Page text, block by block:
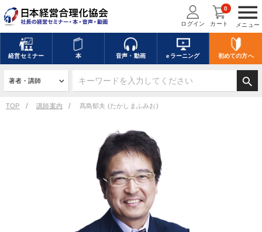
menu
メニュー
ログイン カート
0
経営セミナー 本 音声・動画 eラーニング 初めての方へ
search
TOP 講師案内 髙島郁夫 (たかしまふみお)